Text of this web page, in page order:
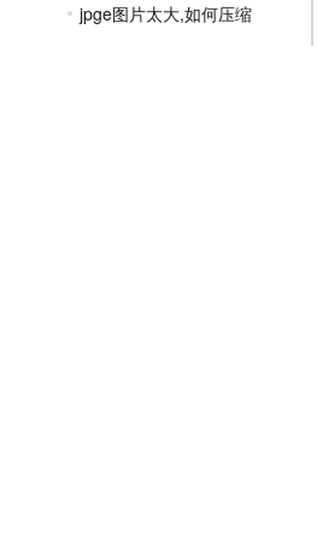
jpge图片太大,如何压缩